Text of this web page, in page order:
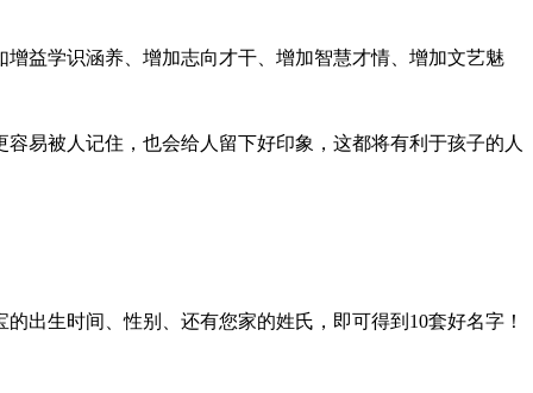
益学识涵养、增加志向才干、增加智慧才情、增加文艺魅
易被人记住，也会给人留下好印象，这都将有利于孩子的人
出生时间、性别、还有您家的姓氏，即可得到10套好名字！